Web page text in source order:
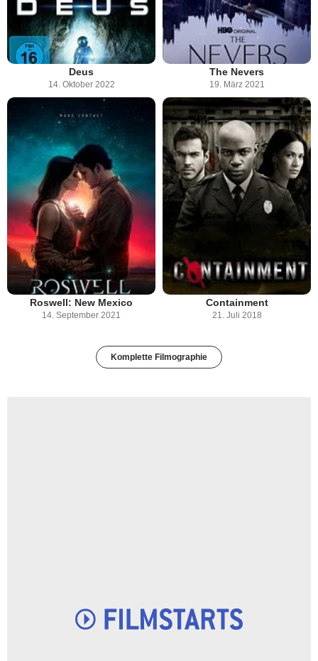
Deus
14. Oktober 2022
The Nevers
19. März 2021
Roswell: New Mexico
14. September 2021
Containment
21. Juli 2018
Komplette Filmographie